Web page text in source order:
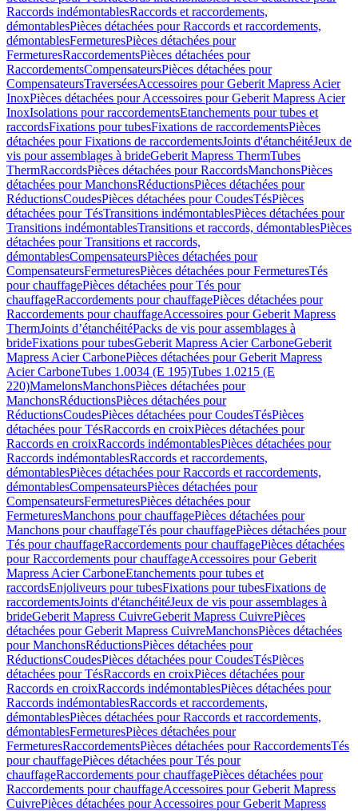
Raccords indémontablesRaccords et raccordements,
démontablesPièces détachées pour Raccords et raccordements,
démontablesFermeturesPièces détachées pour
FermeturesRaccordementsPièces détachées pour
RaccordementsCompensateursPièces détachées pour
CompensateursTraverséesAccessoires pour Geberit Mapress Acier
InoxPièces détachées pour Accessoires pour Geberit Mapress Acier
InoxIsolations pour raccordementsEtanchements pour tubes et
raccordsFixations pour tubesFixations de raccordementsPièces
détachées pour Fixations de raccordementsJoints d'étanchéitéJeux de
vis pour assemblages à brideGeberit Mapress ThermTubes
ThermRaccordsPièces détachées pour RaccordsManchonsPièces
détachées pour ManchonsRéductionsPièces détachées pour
RéductionsCoudesPièces détachées pour CoudesTésPièces
détachées pour TésTransitions indémontablesPièces détachées pour
Transitions indémontablesTransitions et raccords, démontablesPièces
détachées pour Transitions et raccords,
démontablesCompensateursPièces détachées pour
CompensateursFermeturesPièces détachées pour FermeturesTés
pour chauffagePièces détachées pour Tés pour
chauffageRaccordements pour chauffagePièces détachées pour
Raccordements pour chauffageAccessoires pour Geberit Mapress
ThermJoints d’étanchéitéPacks de vis pour assemblages à
brideFixations pour tubesGeberit Mapress Acier CarboneGeberit
Mapress Acier CarbonePièces détachées pour Geberit Mapress
Acier CarboneTubes 1.0034 (E 195)Tubes 1.0215 (E
220)MamelonsManchonsPièces détachées pour
ManchonsRéductionsPièces détachées pour
RéductionsCoudesPièces détachées pour CoudesTésPièces
détachées pour TésRaccords en croixPièces détachées pour
Raccords en croixRaccords indémontablesPièces détachées pour
Raccords indémontablesRaccords et raccordements,
démontablesPièces détachées pour Raccords et raccordements,
démontablesCompensateursPièces détachées pour
CompensateursFermeturesPièces détachées pour
FermeturesManchons pour chauffagePièces détachées pour
Manchons pour chauffageTés pour chauffagePièces détachées pour
Tés pour chauffageRaccordements pour chauffagePièces détachées
pour Raccordements pour chauffageAccessoires pour Geberit
Mapress Acier CarboneEtanchements pour tubes et
raccordsEnjoliveurs pour tubesFixations pour tubesFixations de
raccordementsJoints d'étanchéitéJeux de vis pour assemblages à
brideGeberit Mapress CuivreGeberit Mapress CuivrePièces
détachées pour Geberit Mapress CuivreManchonsPièces détachées
pour ManchonsRéductionsPièces détachées pour
RéductionsCoudesPièces détachées pour CoudesTésPièces
détachées pour TésRaccords en croixPièces détachées pour
Raccords en croixRaccords indémontablesPièces détachées pour
Raccords indémontablesRaccords et raccordements,
démontablesPièces détachées pour Raccords et raccordements,
démontablesFermeturesPièces détachées pour
FermeturesRaccordementsPièces détachées pour RaccordementsTés
pour chauffagePièces détachées pour Tés pour
chauffageRaccordements pour chauffagePièces détachées pour
Raccordements pour chauffageAccessoires pour Geberit Mapress
CuivrePièces détachées pour Accessoires pour Geberit Mapress